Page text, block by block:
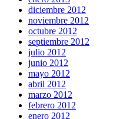
diciembre 2012
noviembre 2012
octubre 2012
septiembre 2012
julio 2012
junio 2012
mayo 2012
abril 2012
marzo 2012
febrero 2012
enero 2012